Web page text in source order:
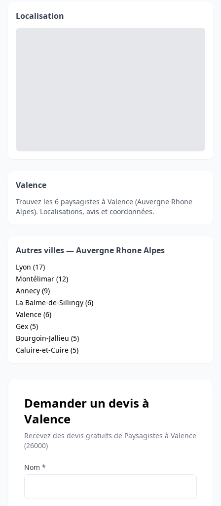
Localisation
Valence
Trouvez les 6 paysagistes à Valence (Auvergne Rhone
Alpes). Localisations, avis et coordonnées.
Autres villes — Auvergne Rhone Alpes
Lyon (17)
Montélimar (12)
Annecy (9)
La Balme-de-Sillingy (6)
Valence (6)
Gex (5)
Bourgoin-Jallieu (5)
Caluire-et-Cuire (5)
Demander un devis à
Valence
Recevez des devis gratuits de Paysagistes à Valence
(26000)
Nom *